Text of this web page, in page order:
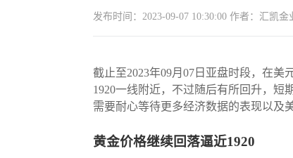
发布时间：2023-09-07 10:30:00 作者：汇凯金
截止至2023年09月07日亚盘时段，在
1920一线附近，不过随后有所回升，
需要耐心等待更多经济数据的表现以及
黄金价格继续回落逼近1920